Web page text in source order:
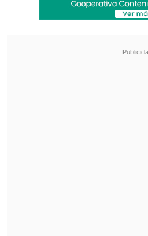
Sinaka tras su gira por